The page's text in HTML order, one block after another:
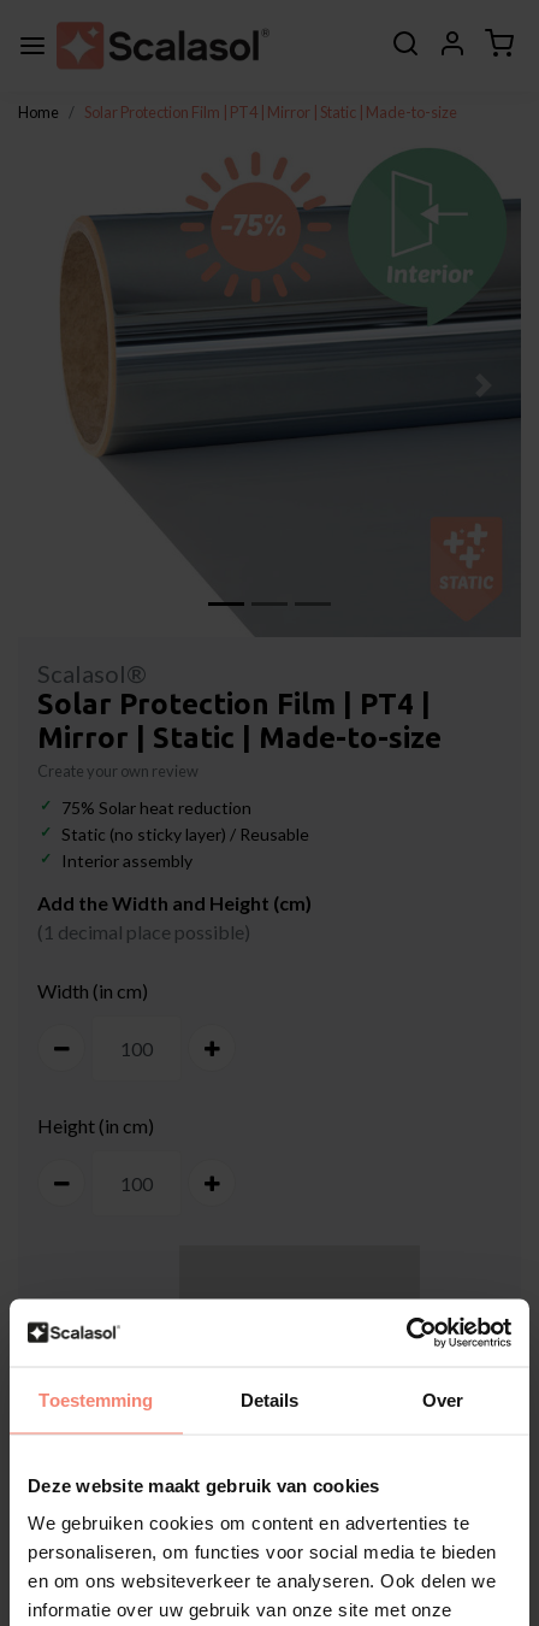
Toestemming Details Over
Deze website maakt gebruik van cookies
We gebruiken cookies om content en advertenties te
personaliseren, om functies voor social media te bieden
en om ons websiteverkeer te analyseren. Ook delen we
informatie over uw gebruik van onze site met onze
Home Solar Protection Film | PT4 | Mirror | Static | Made-to-size
Previous Next
Scalasol®
Solar Protection Film | PT4 |
Mirror | Static | Made-to-size
Create your own review
75% Solar heat reduction
Static (no sticky layer) / Reusable
Interior assembly
Add the Width and Height (cm)
(1 decimal place possible)
Width (in cm)
Height (in cm)
100 cm
How do I measure my window?